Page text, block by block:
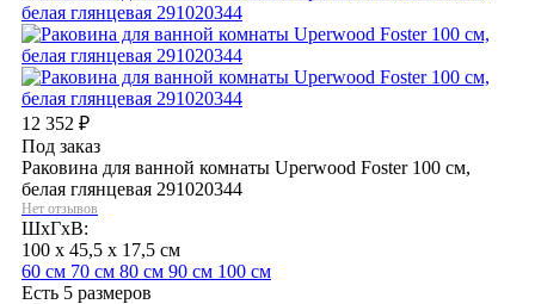
12 352 ₽
Под заказ
Раковина для ванной комнаты Uperwood Foster 100 см,
белая глянцевая 291020344
Нет отзывов
ШхГхВ:
100 x 45,5 x 17,5 см
60 см 70 см 80 см 90 см 100 см
Есть 5 размеров